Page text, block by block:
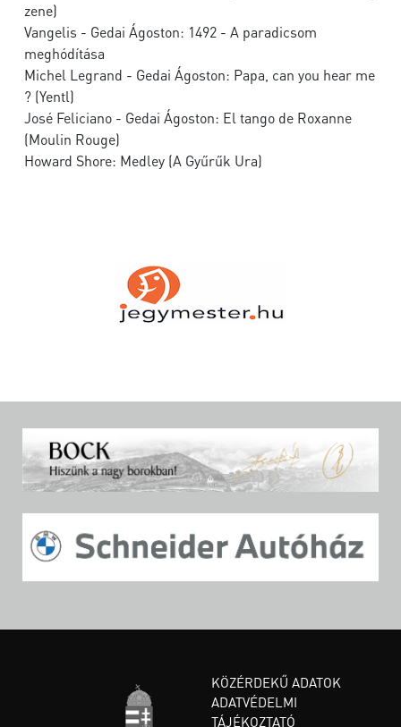
zene)
Vangelis - Gedai Ágoston: 1492 - A paradicsom
meghódítása
Michel Legrand - Gedai Ágoston: Papa, can you hear me
? (Yentl)
José Feliciano - Gedai Ágoston: El tango de Roxanne
(Moulin Rouge)
Howard Shore: Medley (A Gyűrűk Ura)
KÖZÉRDEKŰ ADATOK
ADATVÉDELMI
TÁJÉKOZTATÓ